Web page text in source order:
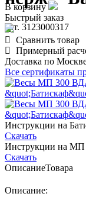
арт. 3123000317
В корзину
Быстрый заказ
Сравнить товар
Примерный
Доставка по
Все сертификаты
Инструкции на
Скачать
Инструкции на МП
Скачать
ОписаниеТовара
Описание: